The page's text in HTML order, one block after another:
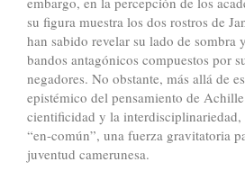
su figura muestra los dos rostros de
han sabido revelar su lado de sombra
bandos antagónicos compuestos por
negadores. No obstante, más allá de
epistémico del pensamiento de
cientificidad y la interdisciplinariedad,
“en-común”, una fuerza gravitatoria
juventud camerunesa.